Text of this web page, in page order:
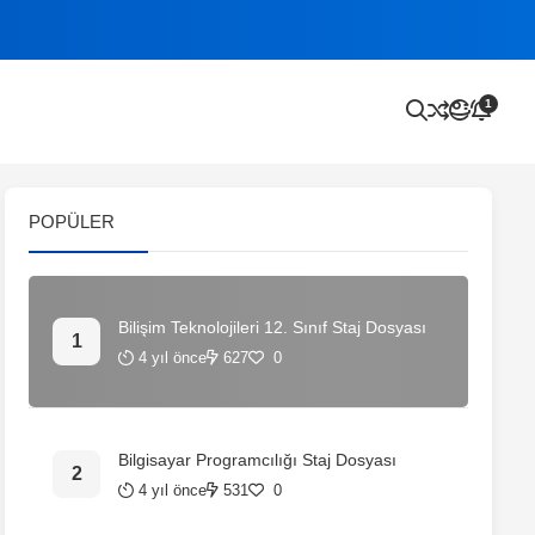
1
POPÜLER
Bilişim Teknolojileri 12. Sınıf Staj Dosyası
4 yıl önce 627 0
Bilgisayar Programcılığı Staj Dosyası
4 yıl önce 531 0